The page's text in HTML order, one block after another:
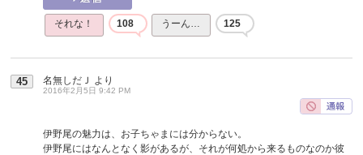
それな！ 108 うーん… 125
45 名無しだＪ より
2016年2月5日 9:42 PM
伊野尾の魅力は、お子ちゃまには分からない。
伊野尾にはなんとなく影があるが、それが何処から来るものなのか彼